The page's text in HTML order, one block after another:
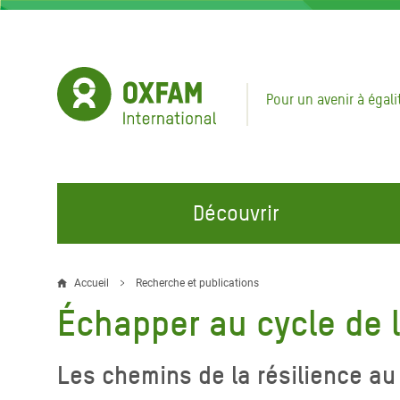
Aller
Pour un avenir à
Découvrir
NOS DOMAINES D'ACTION
Eau et Assainissement
Ressources Naturelles
Appel
au
Crise
REJOINDRE NOS CAMPAGNES
Climate Justice
Fil
d'Ariane
Accueil Recherche et publications
Échapper au cycle de
Les chemins de la résilience